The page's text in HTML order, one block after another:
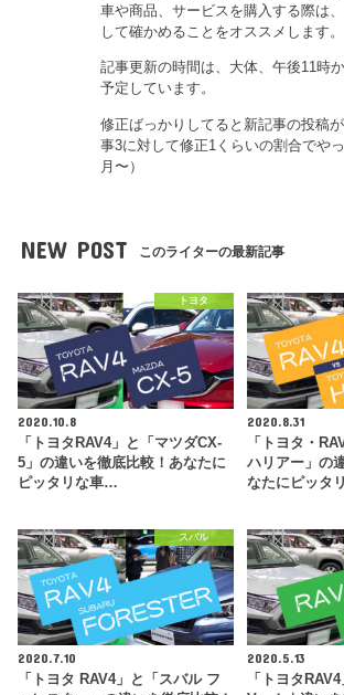
車や商品、サービスを購入する際は
して確かめることをオススメします。
記事更新の時間は、大体、午後11時
予定しています。
修正ばっかりしてると新記事の投稿
事3に対して修正1くらいの割合でや
月〜）
NEW POST このライターの最新記事
トヨタ
2020.10.8
「トヨタRAV4」と「マツダCX-
5」の違いを徹底比較！あなたに
ピッタリな車…
2020.8.31
「トヨタ・
ハリアー」の
なたにピッタ
スバル
2020.7.10
「トヨタ RAV4」と「スバル フ
2020.5.13
「トヨタ